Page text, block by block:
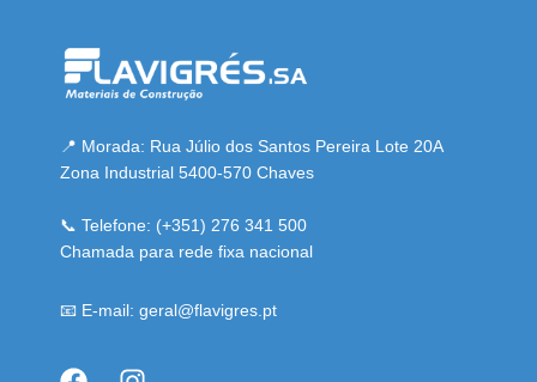
📍 Morada: Rua Júlio dos Santos Pereira Lote 20A
Zona Industrial 5400-570 Chaves
📞 Telefone: (+351) 276 341 500
Chamada para rede fixa nacional
📧 E-mail: geral@flavigres.pt